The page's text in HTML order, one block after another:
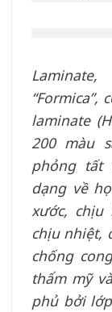
laminate
200 màu
phỏng tất
dạng về
xước, chịu
chịu nhiệt,
chống
thẩm mỹ
phủ bởi